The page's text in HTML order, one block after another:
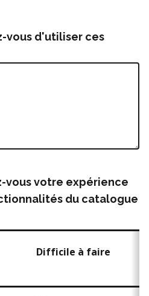
vous d'utiliser ces
vous votre expérience
du catalogue
Difficile à faire